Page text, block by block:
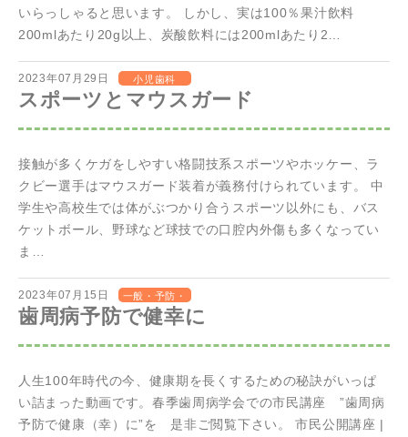
いらっしゃると思います。 しかし、実は100％果汁飲料
200mlあたり20g以上、炭酸飲料には200mlあたり2…
2023年07月29日 小児歯科
スポーツとマウスガード
接触が多くケガをしやすい格闘技系スポーツやホッケー、ラ
クビー選手はマウスガード装着が義務付けられています。 中
学生や高校生では体がぶつかり合うスポーツ以外にも、バス
ケットボール、野球など球技での口腔内外傷も多くなってい
ま…
2023年07月15日
一般・予防・
歯周
歯周病予防で健幸に
人生100年時代の今、健康期を長くするための秘訣がいっぱ
い詰まった動画です。春季歯周病学会での市民講座 ”歯周病
予防で健康（幸）に”を 是非ご閲覧下さい。 市民公開講座 |